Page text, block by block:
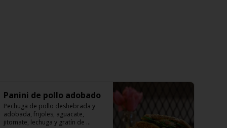
Panini de pollo adobado
Pechuga de pollo deshebrada y
adobada, frijoles, aguacate,
jitomate, lechuga y gratín de